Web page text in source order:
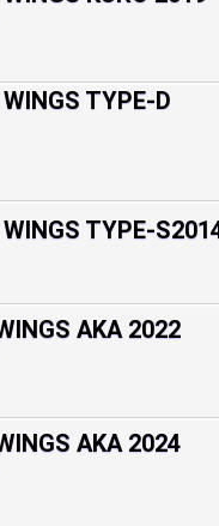
TYPE-D
WINGS TYPE-
AKA 2022
AKA 2024